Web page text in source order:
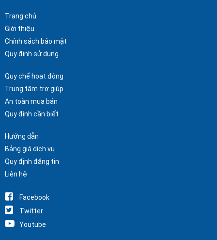
Trang chủ
Giới thiệu
Chính sách bảo mật
Quy định sử dụng
Quy chế hoạt động
Trung tâm trợ giúp
An toàn mua bán
Quy định cần biết
Hướng dẫn
Bảng giá dịch vụ
Quy định đăng tin
Liên hệ
Facebook
Twitter
Youtube